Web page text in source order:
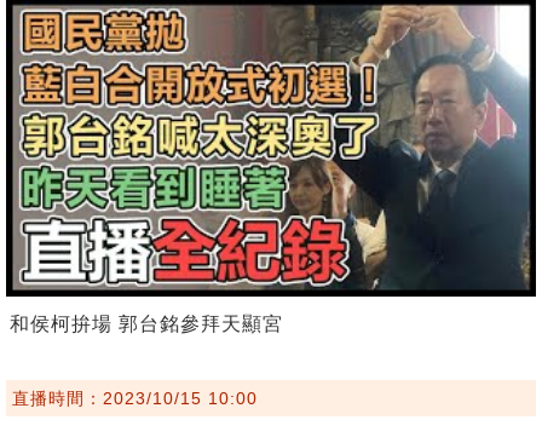
和侯柯拚場 郭台銘參拜天顯宮
直播時間：2023/10/15 10:00